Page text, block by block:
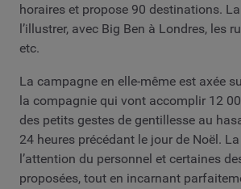
horaires et propose 90 destinations.
l’illustrer, avec Big Ben à Londres, les
etc.
La campagne en elle-même est axée
la compagnie qui vont accomplir 12
des petits gestes de gentillesse au
24 heures précédant le jour de Noël.
l’attention du personnel et certaines
proposées, tout en incarnant